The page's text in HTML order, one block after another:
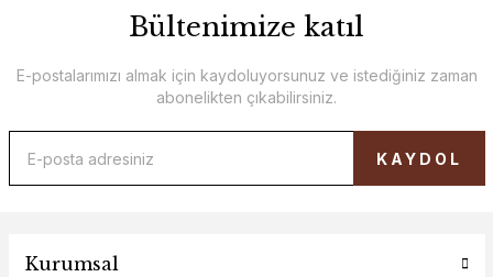
Bültenimize katıl
E-postalarımızı almak için kaydoluyorsunuz ve istediğiniz zaman
abonelikten çıkabilirsiniz.
KAYDOL
Kurumsal